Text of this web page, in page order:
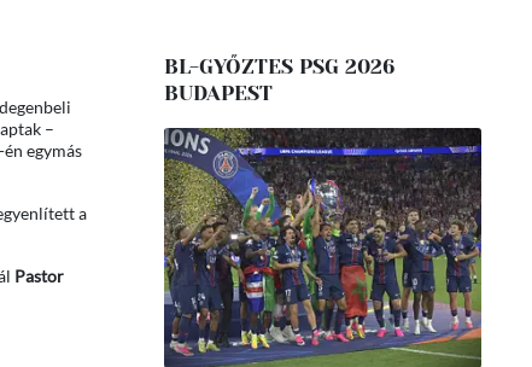
–
egymás
a
Pastor
BL-GYŐZTES PSG 2026
BUDAPEST